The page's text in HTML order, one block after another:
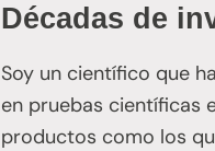
Décadas de
Soy un científico que
en pruebas científicas
productos como los